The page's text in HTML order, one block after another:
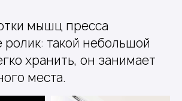
мышц пресса
ролик: такой небольшой
хранить, он занимает
места.